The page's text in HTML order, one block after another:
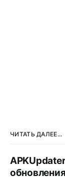
ЧИТАТЬ ДАЛЕЕ...